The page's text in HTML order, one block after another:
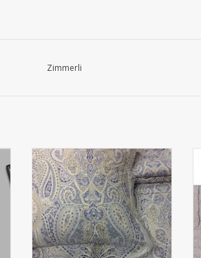
Zimmerli
Bedlinnen Kami , 100 % katoen
( Cashmere design ) tekening
( Egyptische katoen 300 Thread
counts )